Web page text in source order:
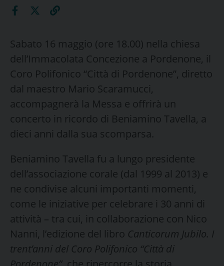
Sabato 16 maggio (ore 18.00) nella chiesa
dell’Immacolata Concezione a Pordenone, il
Coro Polifonico “Città di Pordenone”, diretto
dal maestro Mario Scaramucci,
accompagnerà la Messa e offrirà un
concerto in ricordo di Beniamino Tavella, a
dieci anni dalla sua scomparsa.
Beniamino Tavella fu a lungo presidente
dell’associazione corale (dal 1999 al 2013) e
ne condivise alcuni importanti momenti,
come le iniziative per celebrare i 30 anni di
attività – tra cui, in collaborazione con Nico
Nanni, l’edizione del libro Canticorum Jubilo. I
trent’anni del Coro Polifonico “Città di